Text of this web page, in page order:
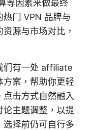
等因素来做最终
门 VPN 品牌与
源与市场对比，
们有一处 affiliate
案，帮助你更轻
击方式自然融入
主题调整，以提
择前仍可自行多